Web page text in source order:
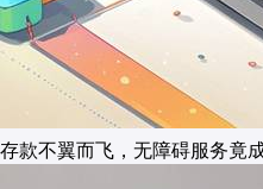
存款不翼而飞，无障碍服务竟